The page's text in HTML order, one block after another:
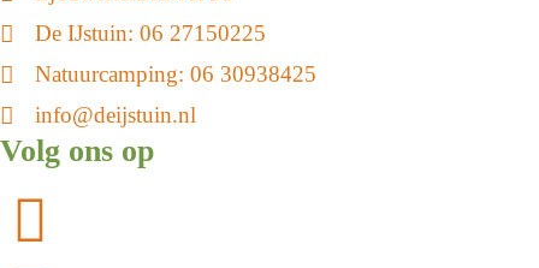
De IJstuin: 06 27150225
Natuurcamping: 06 30938425
info@deijstuin.nl
Volg ons op